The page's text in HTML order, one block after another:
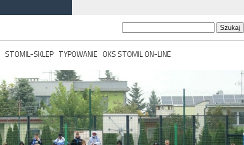
STOMIL-SKLEP TYPOWANIE OKS STOMIL ON-LINE